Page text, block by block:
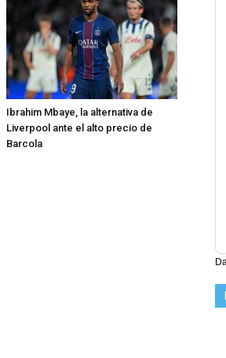
Ibrahim Mbaye, la alternativa de
Liverpool ante el alto precio de
Barcola